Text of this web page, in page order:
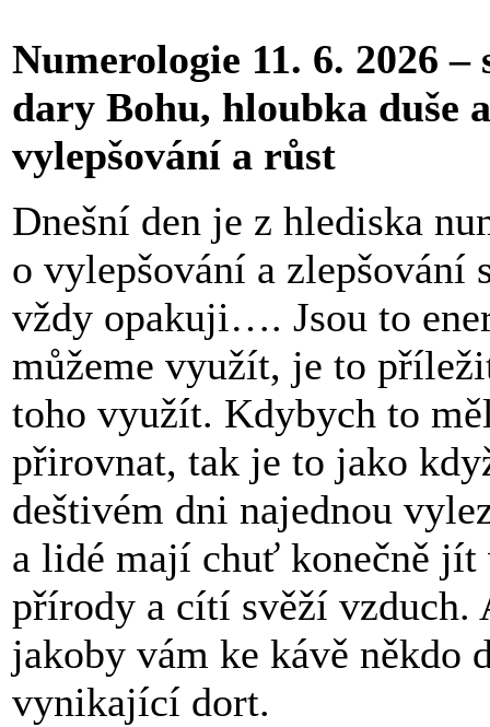
Numerologie 11. 6. 2026 –
dary Bohu, hloubka duše a
vylepšování a růst
Dnešní den je z hlediska
o vylepšování a zlepšování
vždy opakuji…. Jsou to
můžeme využít, je to
toho využít. Kdybych to
přirovnat, tak je to jako
deštivém dni najednou
a lidé mají chuť konečně jít
přírody a cítí svěží vzduch.
jakoby vám ke kávě někdo
vynikající dort.